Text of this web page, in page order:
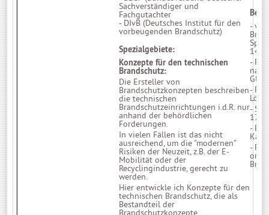
Sachverständiger und
Fachgutachter
- DIvB (Deutsches Institut für den
vorbeugenden Brandschutz)
Spezialgebiete:
Konzepte für den technischen
Brandschutz:
Die Ersteller von
Brandschutzkonzepten beschreiben
die technischen
Brandschutzeinrichtungen i.d.R. nur
anhand der behördlichen
Forderungen.
In vielen Fällen ist das nicht
ausreichend, um die "modernen"
Risiken der Neuzeit, z.B. der E-
Mobilität oder der
Recyclingindustrie, gerecht zu
werden.
Hier entwickle ich Konzepte für den
technischen Brandschutz, die als
Bestandteil der
Brandschutzkonzepte
-
-
-
-
-
-